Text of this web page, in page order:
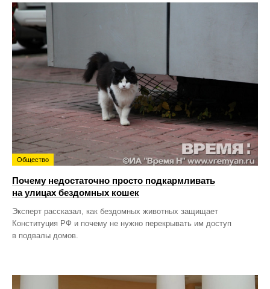
Общество
Почему недостаточно просто подкармливать
на улицах бездомных кошек
Эксперт рассказал, как бездомных животных защищает
Конституция РФ и почему не нужно перекрывать им доступ
в подвалы домов.